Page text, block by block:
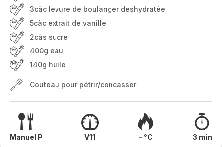
3càc levure de boulanger deshydratée
5càc extrait de vanille
2càs sucre
400g eau
140g huile
Couteau pour pétrir/concasser
Manuel P V11 - °C 3 min